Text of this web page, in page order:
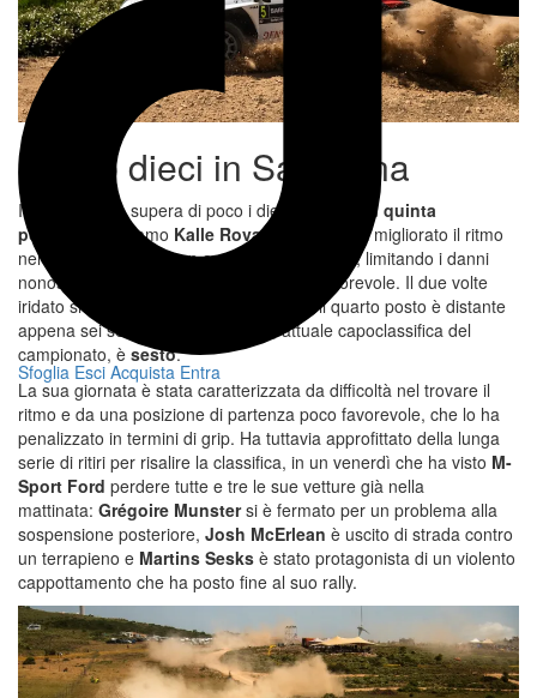
Sfoglia Esci Acquista Entra
La top dieci in Sardegna
Il suo distacco supera di poco i dieci secondi. Inquinta
posizione
troviamo Kalle Rovanperä
, che ha migliorato il ritmo
nel pomeriggio dopo un avvio più complicato, limitando i danni
nonostante una posizione di partenza sfavorevole. Il due volte
iridato si trova ora a
da Ogier, ma il quarto posto è distante
appena sei secondi.
, attuale capoclassifica del
campionato, è sesto.
La sua giornata è stata caratterizzata da difficoltà nel trovare il
ritmo e da una posizione di partenza poco favorevole, che lo ha
penalizzato in termini di grip. Ha tuttavia approfittato della lunga
serie di ritiri per risalire la classifica, in un venerdì che ha visto M-
Sport Ford perdere tutte e tre le sue vetture già nella
mattinata: Grégoire Munstersi è fermato per un problema alla
sospensione posteriore, Josh McErlean è uscito di strada contro
un terrapieno e Martins Sesks è stato protagonista di un violento
cappottamento che ha posto fine al suo rally.